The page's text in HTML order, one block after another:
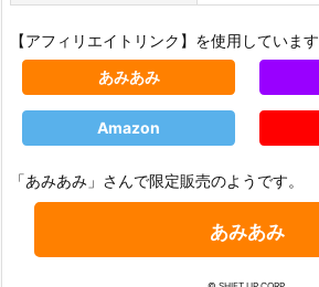
【アフィリエイトリンク】を使用しています
あみあみ
Amazon
「あみあみ」さんで限定販売のようです。
あみあみ